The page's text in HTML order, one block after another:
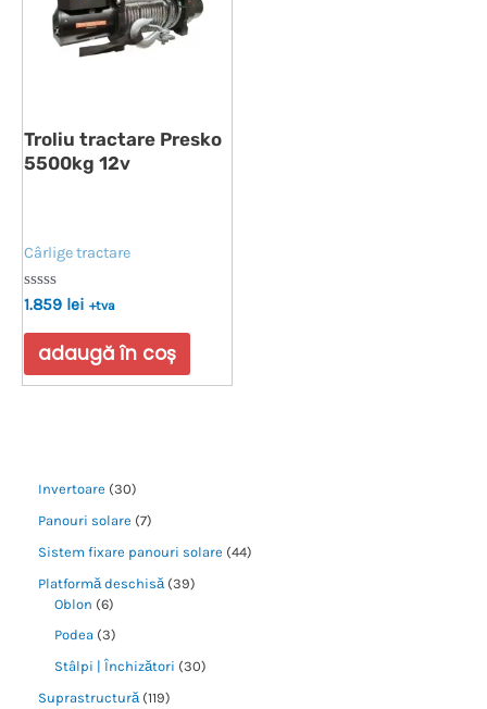
Invertoare 30
Panouri solare 7
Sistem fixare panouri solare 44
Platformă deschisă 39
Oblon 6
Podea 3
Stâlpi | Închizători 30
Suprastructură 119
Troliu tractare Presko
5500kg 12v
Cârlige tractare
Evaluat
0
din
1.859 lei +tva
adaugă în coș